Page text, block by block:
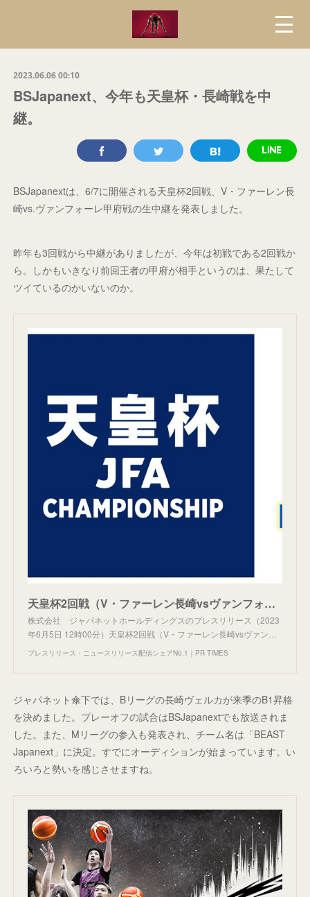
2023.06.06 00:10
BSJapanext、今年も天皇杯・長崎戦を中
継。
BSJapanextは、6/7に開催される天皇杯2回戦、V・ファーレン長
崎vs.ヴァンフォーレ甲府戦の生中継を発表しました。
昨年も3回戦から中継がありましたが、今年は初戦である2回戦か
ら。しかもいきなり前回王者の甲府が相手というのは、果たして
ツイているのかいないのか。
天皇杯2回戦（V・ファーレン長崎vsヴァンフォーレ甲府）を無料放送のBSJapanext（263ch）で6月7日（水）に生中継！
株式会社 ジャパネットホールディングスのプレスリリース（2023
年6月5日 12時00分）天皇杯2回戦（V・ファーレン長崎vsヴァン…
プレスリリース・ニュースリリース配信シェアNo.1｜PR TIMES
ジャパネット傘下では、Bリーグの長崎ヴェルカが来季のB1昇格
を決めました。プレーオフの試合はBSJapanextでも放送されま
した。また、Mリーグの参入も発表され、チーム名は「BEAST
Japanext」に決定。すでにオーディションが始まっています。い
ろいろと勢いを感じさせますね。